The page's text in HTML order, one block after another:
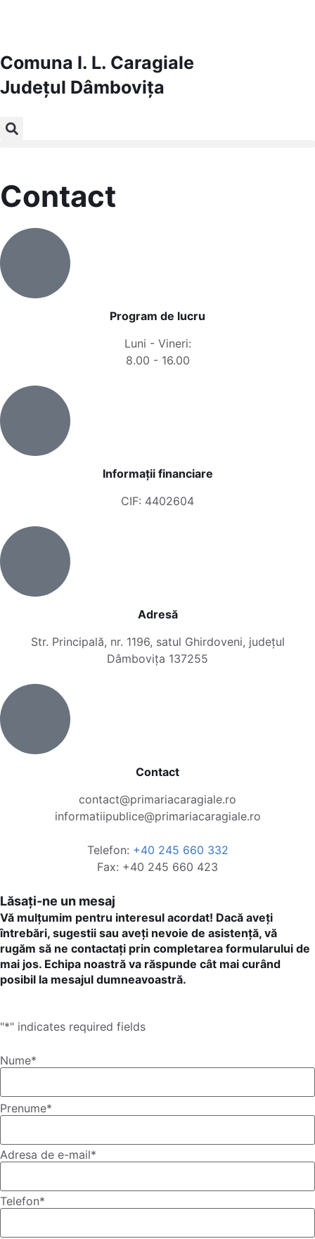
Comuna I. L. Caragiale
Județul Dâmbovița
Contact
Program de lucru
Luni - Vineri:
8.00 - 16.00
Informații financiare
CIF: 4402604
Adresă
Str. Principală, nr. 1196, satul Ghirdoveni, județul
Dâmbovița 137255
Contact
contact@primariacaragiale.ro
informatiipublice@primariacaragiale.ro
Telefon: +40 245 660 332
Fax: +40 245 660 423
Lăsați-ne un mesaj
Vă mulțumim pentru interesul acordat! Dacă aveți
întrebări, sugestii sau aveți nevoie de asistență, vă
rugăm să ne contactați prin completarea formularului de
mai jos. Echipa noastră va răspunde cât mai curând
posibil la mesajul dumneavoastră.
"*" indicates required fields
Nume*
Prenume*
Adresa de e-mail*
Telefon*